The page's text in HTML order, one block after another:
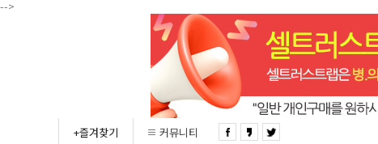
-->
+즐겨찾기 커뮤니티